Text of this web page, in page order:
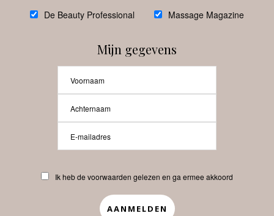
Beauty-Pro.nl
Abonneren Contact
APP
De Beauty Professional Massage Magazine
Mijn gegevens
Ik heb de voorwaarden gelezen en ga ermee akkoord